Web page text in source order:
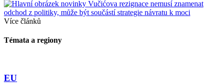
Více článků
Témata a regiony
EU